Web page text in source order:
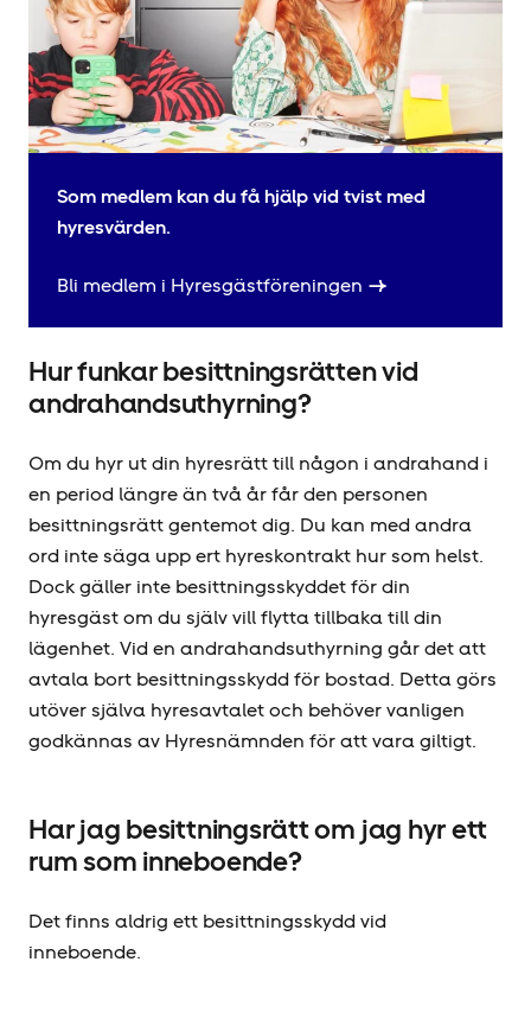
Som medlem kan du få hjälp vid tvist med
hyresvärden.
Bli medlem i Hyresgäst­föreningen
Hur funkar besittningsrätten vid
andrahands­uthyrning?
Om du hyr ut din hyresrätt till någon i andrahand i
en period längre än två år får den personen
besittningsrätt gentemot dig. Du kan med andra
ord inte säga upp ert hyreskontrakt hur som helst.
Dock gäller inte besittningsskyddet för din
hyresgäst om du själv vill flytta tillbaka till din
lägenhet. Vid en andrahands­uthyrning går det att
avtala bort besittningsskydd för bostad. Detta görs
utöver själva hyresavtalet och behöver vanligen
godkännas av Hyresnämnden för att vara giltigt.
Har jag besittningsrätt om jag hyr ett
rum som inneboende?
Det finns aldrig ett besittningsskydd vid
inneboende.